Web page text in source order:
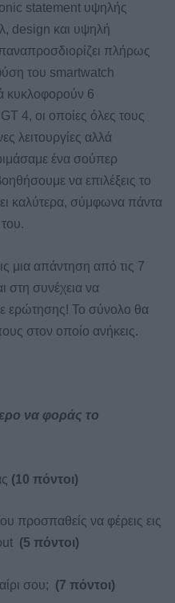
statement υψηλής
design και υψηλή
πλήρως
του smartwatch
κυκλοφορούν 6
4, οι οποίες όλες τους
λειτουργίες αλλά
ένα σούπερ
να επιλέξεις το
καλύτερα, σύμφωνα πάντα
μια απάντηση από τις 7
στη συνέχεια να
ερώτησης! Το σύνολο θα
στον οποίο ανήκεις.
να φοράς το
(10 πόντοι)
προσπαθείς να φέρεις εις
(5 πόντοι)
σου; (7 πόντοι)